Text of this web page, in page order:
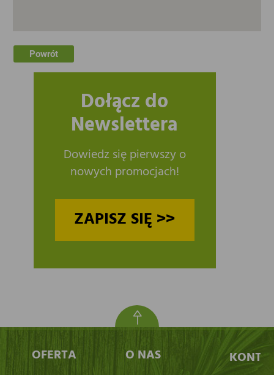
Powrót
Dołącz do
Newslettera
Dowiedz się pierwszy o
nowych promocjach!
ZAPISZ SIĘ >>
OFERTA O NAS